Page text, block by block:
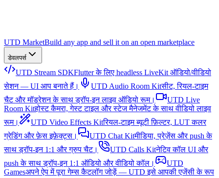
UTD MarketBuild any app and sell it on an open marketplace
डेवलपर्स
UTD Stream SDKFlutter के लिए headless LiveKit ऑडियो/वीडियो
सेशन — UI आप बनाते हैं।
UTD Audio Room Kitसीट, रियल-टाइम
चैट और मॉडरेशन के साथ ड्रॉप-इन लाइव ऑडियो रूम।
UTD Live
Room Kitहोस्ट कैमरा, गेस्ट टाइल और स्टेज मैनेजमेंट के साथ वीडियो लाइव
रूम।
UTD Video Effects Kitरियल-टाइम ब्यूटी फ़िल्टर, LUT कलर
ग्रेडिंग और फ़ेस इफ़ेक्ट्स।
UTD Chat Kitमीडिया, प्रेज़ेंस और push के
साथ ड्रॉप-इन 1:1 और ग्रुप चैट।
UTD Calls Kitनेटिव कॉल UI और
push के साथ ड्रॉप-इन 1:1 ऑडियो और वीडियो कॉल।
UTD
Gamesअपने ऐप में पूरा गेम्स कैटलॉग जोड़ें — UTD इसे आपकी एजेंसी के रूप